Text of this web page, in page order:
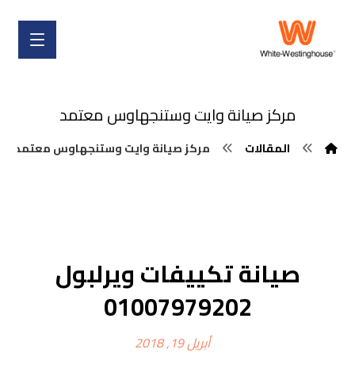
مركز صيانة وايت وستنجهاوس معتمد
المقالات مركز صيانة وايت وستنجهاوس معتمد
صيانة تكييفات ويرلبول
01007979202
أبريل 19, 2018